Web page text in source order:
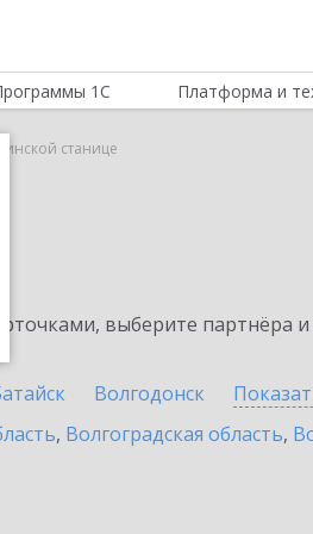
1С Платформа и
станице
выберите партнёра
Волгодонск
, Волгоградская область,